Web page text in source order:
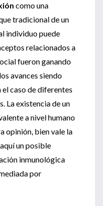
como una
tradicional de un
individuo puede
relacionados a
fueron ganando
avances siendo
caso de diferentes
La existencia de un
a nivel humano
opinión, bien vale la
un posible
inmunológica
por